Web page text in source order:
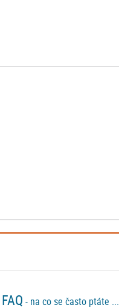
FAQ - na co se často ptáte ...